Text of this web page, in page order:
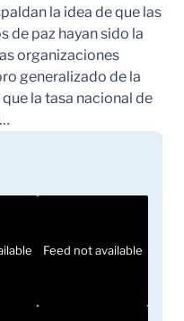
la idea de que las
de paz hayan sido la
organizaciones
generalizado de la
la tasa nacional de
Feed not available